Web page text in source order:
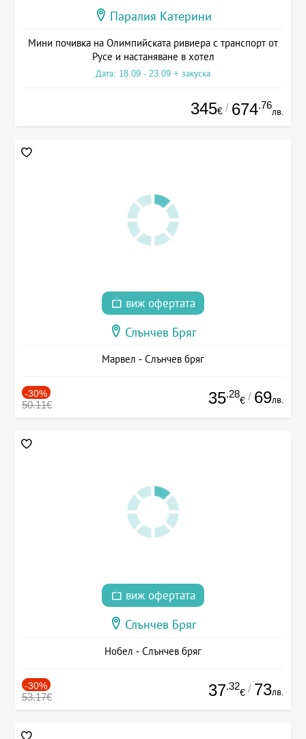
Паралия Катерини
Мини почивка на Олимпийската ривиера с транспорт от
Русе и настаняване в хотел
Дата: 18.09 - 23.09 + закуска
345€ / 674.76
лв.
виж офертата
Слънчев Бряг
Марвел - Слънчев бряг
-30%
50.11€ 35.28
€ / 69лв.
виж офертата
Слънчев Бряг
Нобел - Слънчев бряг
-30%
53.17€ 37.32
€ / 73лв.